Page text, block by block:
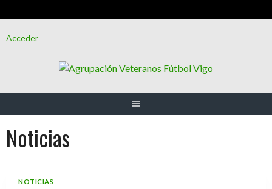
alAcceder
Noticias
NOTICIAS